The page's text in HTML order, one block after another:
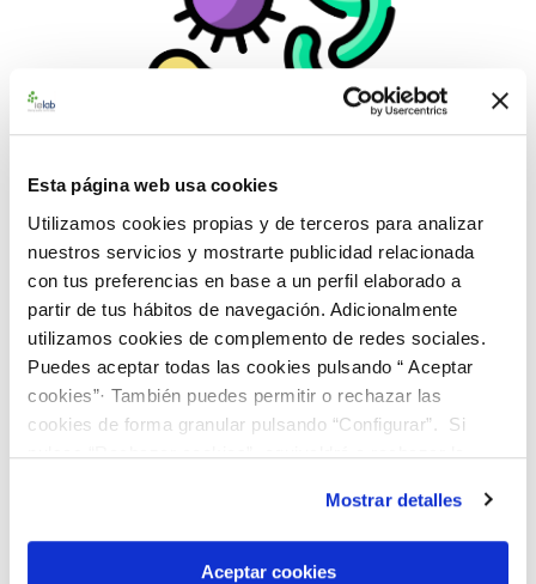
Esta página web usa cookies
Utilizamos cookies propias y de terceros para analizar
nuestros servicios y mostrarte publicidad relacionada
con tus preferencias en base a un perfil elaborado a
partir de tus hábitos de navegación. Adicionalmente
utilizamos cookies de complemento de redes sociales.
Puedes aceptar todas las cookies pulsando “ Aceptar
cookies”· También puedes permitir o rechazar las
cookies de forma granular pulsando “Configurar”. Si
pulsas “Rechazar cookies”, equivaldrá a rechazar la
son indispensables para que el sitio web funcione y que
por tanto no se pueden desactivar. Puedes consultar
más información en nuestraPolítica de Cookies
Mostrar detalles
Aceptar cookies
992976 Fee adquisición cepa
50,00 €
AÑADIR AL CARRITO